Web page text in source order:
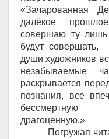
«Зачарованная
далёкое
совершаю ту
будут совершать,
души художников
незабываемые
раскрывается
познания, все
бессмертную
драгоценную.»
Погружая